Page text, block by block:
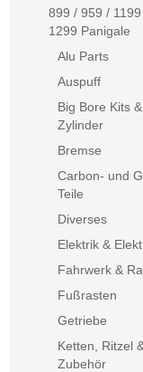
899 / 959 /
1299 Panigale
Alu Parts
Auspuff
Big Bore Kits &
Zylinder
Bremse
Carbon- und
Teile
Diverses
Elektrik &
Fahrwerk &
Fußrasten
Getriebe
Ketten, Ritzel
Zubehör